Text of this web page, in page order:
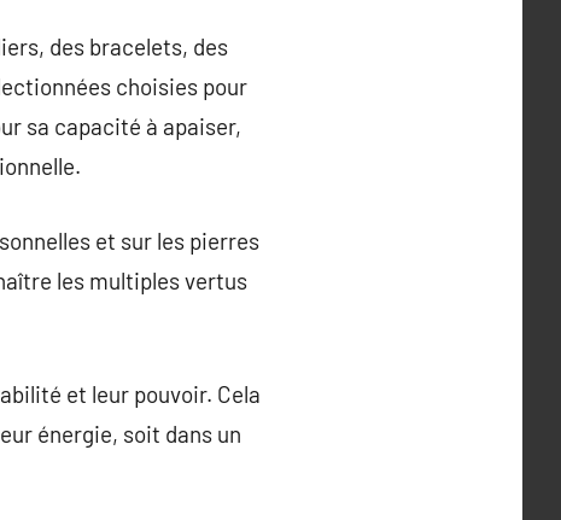
des bracelets, des
choisies pour
sa capacité à apaiser,
et sur les pierres
les multiples vertus
et leur pouvoir. Cela
énergie, soit dans un